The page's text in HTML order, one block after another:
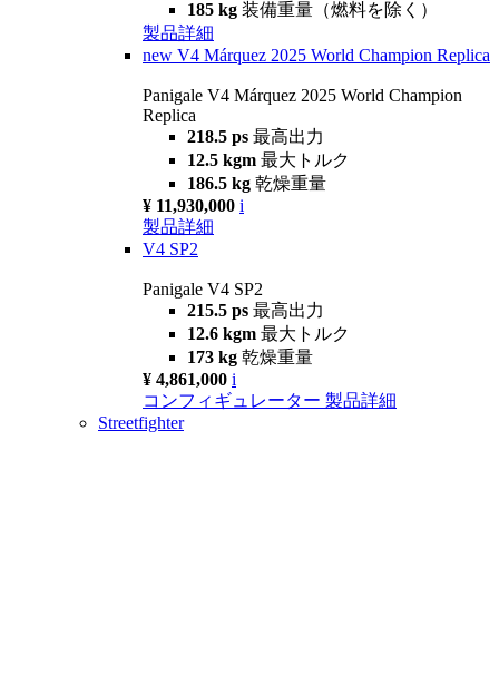
185 kg 装備重量（燃料を除く）
製品詳細
new V4 Márquez 2025 World Champion Replica
Panigale V4 Márquez 2025 World Champion
Replica
218.5 ps 最高出力
12.5 kgm 最大トルク
186.5 kg 乾燥重量
¥ 11,930,000 i
製品詳細
V4 SP2
Panigale V4 SP2
215.5 ps 最高出力
12.6 kgm 最大トルク
173 kg 乾燥重量
¥ 4,861,000 i
コンフィギュレーター 製品詳細
Streetfighter